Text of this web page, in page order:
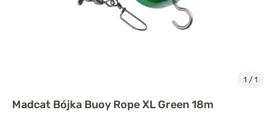
1 / 1
Madcat Bójka Buoy Rope XL Green 18m